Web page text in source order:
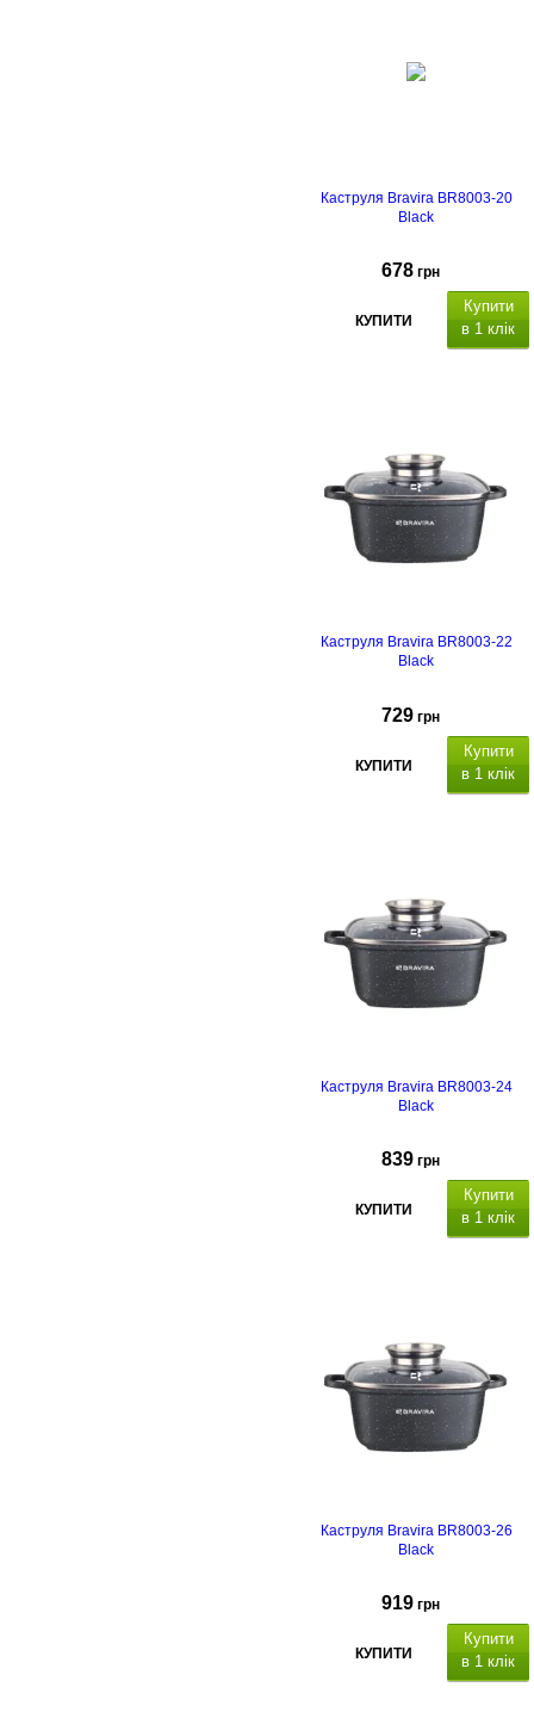
пари.
Каструля Bravira BR8003-20
Black
678 грн
КУПИТИ
Купити
в 1 клік
покриттям,підходить для всіх
видів плит, включаючи індукційні,
матеріал кришки: скло, отвір для
пари.
Каструля Bravira BR8003-22
Black
729 грн
КУПИТИ
Купити
в 1 клік
покриттям,підходить для всіх
видів плит, включаючи індукційні,
матеріал кришки: скло, отвір для
пари.
Каструля Bravira BR8003-24
Black
839 грн
КУПИТИ
Купити
в 1 клік
покриттям,підходить для всіх
видів плит, включаючи індукційні,
матеріал кришки: скло, отвір для
пари.
Каструля Bravira BR8003-26
Black
919 грн
КУПИТИ
Купити
в 1 клік